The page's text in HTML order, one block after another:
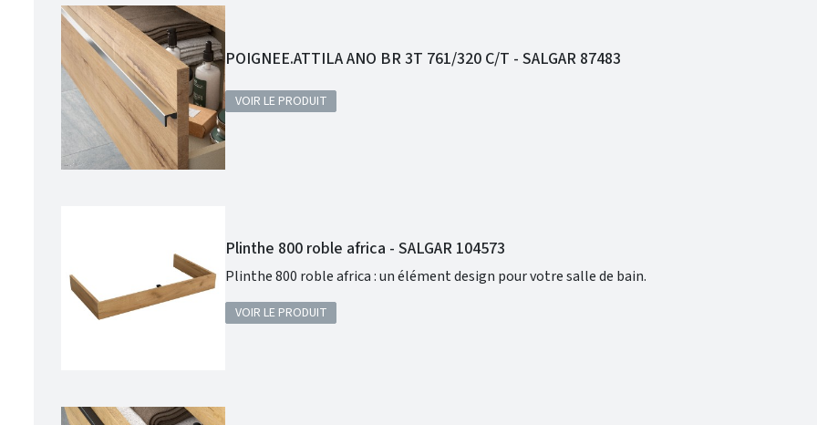
POIGNEE.ATTILA ANO BR 3T 761/320 C/T - SALGAR 87483
VOIR LE PRODUIT
Plinthe 800 roble africa - SALGAR 104573
Plinthe 800 roble africa : un élément design pour votre salle de bain.
VOIR LE PRODUIT